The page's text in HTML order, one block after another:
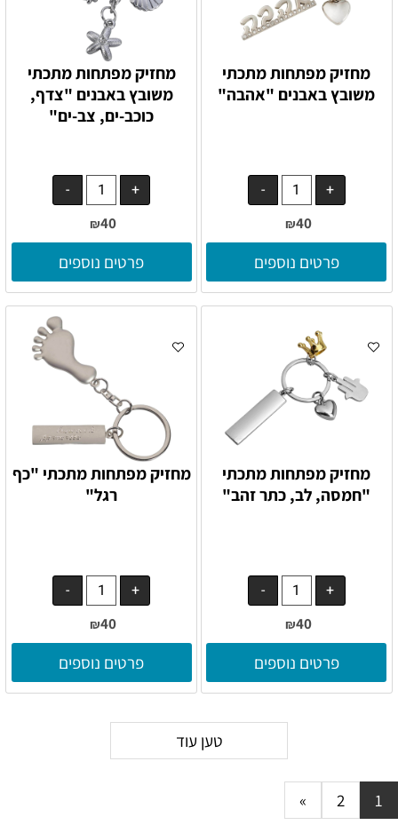
מחזיק מפתחות מתכתי
משובץ באבנים "אהבה"
₪40
פרטים נוספים
מחזיק מפתחות מתכתי
משובץ באבנים "צדף,
כוכב-ים, צב-ים"
₪40
פרטים נוספים
מחזיק מפתחות מתכתי
"חמסה, לב, כתר זהב"
₪40
פרטים נוספים
מחזיק מפתחות מתכתי "כף
רגל"
₪40
פרטים נוספים
טען עוד
1
2
»